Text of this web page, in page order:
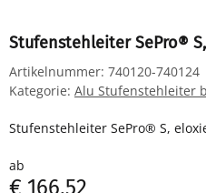
Stufenstehleiter SePro®
Artikelnummer: 740120-740124
Kategorie: Alu Stufenstehleiter
Stufenstehleiter SePro® S,
ab
€ 166,52